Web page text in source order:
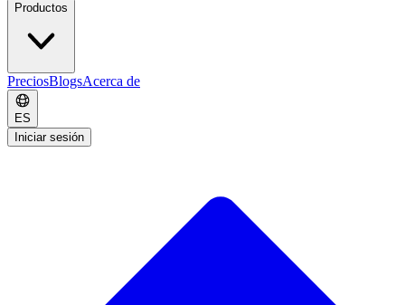
Productos
PreciosBlogsAcerca de
ES
Iniciar sesión